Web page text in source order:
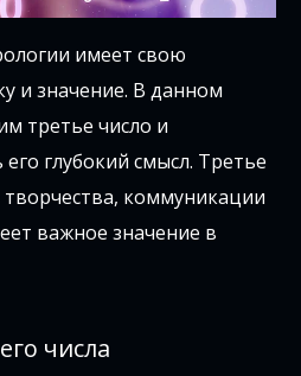
имеет свою
и значение. В данном
третье число и
глубокий смысл. Третье
коммуникации
важное значение в
числа